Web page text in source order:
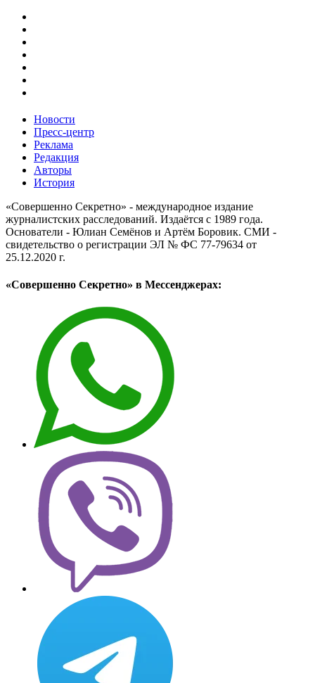
Новости
Пресс-центр
Реклама
Редакция
Авторы
История
«Совершенно Секретно» - международное издание
журналистских расследований. Издаётся с 1989 года.
Основатели - Юлиан Семёнов и Артём Боровик. CМИ -
свидетельство о регистрации ЭЛ № ФС 77-79634 от
25.12.2020 г.
«Совершенно Секретно» в Мессенджерах: